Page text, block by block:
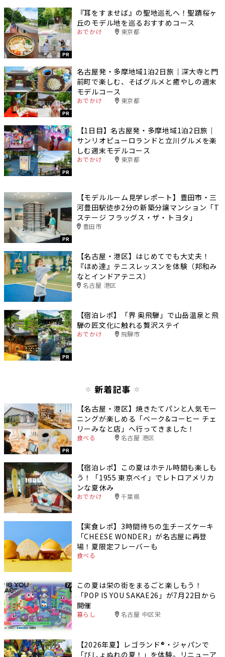
PR
『耳をすませば』の聖地巡礼へ！聖蹟桜ヶ
丘のモデル地を巡るおすすめコース
おでかけ 東京都
PR
名古屋発・多摩地域1泊2日旅｜深大寺と門
前町で楽しむ、そばグルメと癒やしの週末
モデルコース
おでかけ 東京都
PR
【1日目】名古屋発・多摩地域1泊2日旅｜
サンリオピューロランドと立川グルメを楽
しむ週末モデルコース
おでかけ 東京都
PR
【モデルルーム見学レポート】豊田市・三
河豊田駅徒歩2分の新築分譲マンション「T
ステージ フラッグス・ザ・トヨタ」
豊田市
【名古屋・港区】はじめてでも大丈夫！
『ほめ達』テニスレッスンを体験（邦和み
なとインドアテニス）
名古屋 港区
PR
【宿泊レポ】「界 奥飛騨」で山岳温泉と飛
騨の匠文化に触れる贅沢ステイ
おでかけ 飛騨市
新着記事
PR
【名古屋・港区】焼きたてパンと人気モー
ニングが楽しめる「ベーク&コーヒー チェ
リーみなと店」へ行ってきました！
食べる 名古屋 港区
【宿泊レポ】この夏はホテル時間も楽しも
う！「1955 東京ベイ」でレトロアメリカ
ンな夏休み
おでかけ 千葉県
【実食レポ】3時間待ちの生チーズケーキ
「CHEESE WONDER」が名古屋に再登
場！夏限定フレーバーも
食べる
この夏は栄の街をまるごと楽しもう！
「POP IS YOU SAKAE26」が7月22日から
開催
暮らし 名古屋 中区栄
【2026年夏】レゴランド®・ジャパンで
「びしょぬれの夏！」を体験。リニューア